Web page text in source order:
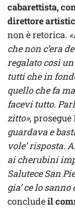
cabarettista,
direttore
non è retorica.
che non c’era
regalato così un
tutti che in
quello che fa
facevi tutto.
zitto»,prosegue
guardava e
vole’ risposta.
ai cherubini
Salutece San
gia’ ce lo
concludeil